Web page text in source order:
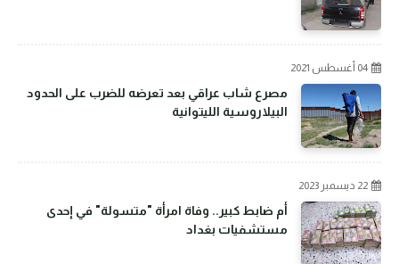
04 أغسطس 2021
مصرع شاب عراقي بعد تعرضه للضرب على الحدود
البيلاروسية الليتوانية
22 ديسمبر 2023
أم ضابط كبير.. وفاة امرأة "متسولة" في إحدى
مستشفيات بغداد